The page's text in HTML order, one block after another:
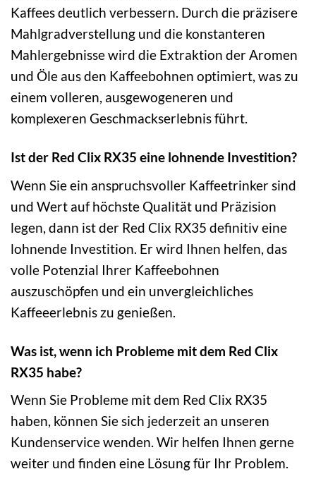
Kaffees deutlich verbessern. Durch die präzisere
Mahlgradverstellung und die konstanteren
Mahlergebnisse wird die Extraktion der Aromen
und Öle aus den Kaffeebohnen optimiert, was zu
einem volleren, ausgewogeneren und
komplexeren Geschmackserlebnis führt.
Ist der Red Clix RX35 eine lohnende Investition?
Wenn Sie ein anspruchsvoller Kaffeetrinker sind
und Wert auf höchste Qualität und Präzision
legen, dann ist der Red Clix RX35 definitiv eine
lohnende Investition. Er wird Ihnen helfen, das
volle Potenzial Ihrer Kaffeebohnen
auszuschöpfen und ein unvergleichliches
Kaffeeerlebnis zu genießen.
Was ist, wenn ich Probleme mit dem Red Clix
RX35 habe?
Wenn Sie Probleme mit dem Red Clix RX35
haben, können Sie sich jederzeit an unseren
Kundenservice wenden. Wir helfen Ihnen gerne
weiter und finden eine Lösung für Ihr Problem.